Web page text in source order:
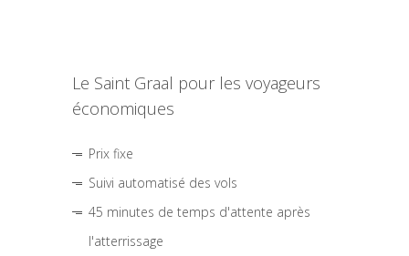
Le Saint Graal pour les voyageurs
économiques
Prix fixe
Suivi automatisé des vols
45 minutes de temps d'attente après
l'atterrissage